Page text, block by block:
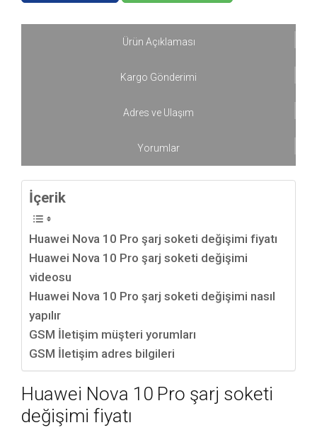
Ürün Açıklaması
Kargo Gönderimi
Adres ve Ulaşım
Yorumlar
İçerik
Huawei Nova 10 Pro şarj soketi değişimi fiyatı
Huawei Nova 10 Pro şarj soketi değişimi
videosu
Huawei Nova 10 Pro şarj soketi değişimi nasıl
yapılır
GSM İletişim müşteri yorumları
GSM İletişim adres bilgileri
Huawei Nova 10 Pro şarj soketi
değişimi fiyatı